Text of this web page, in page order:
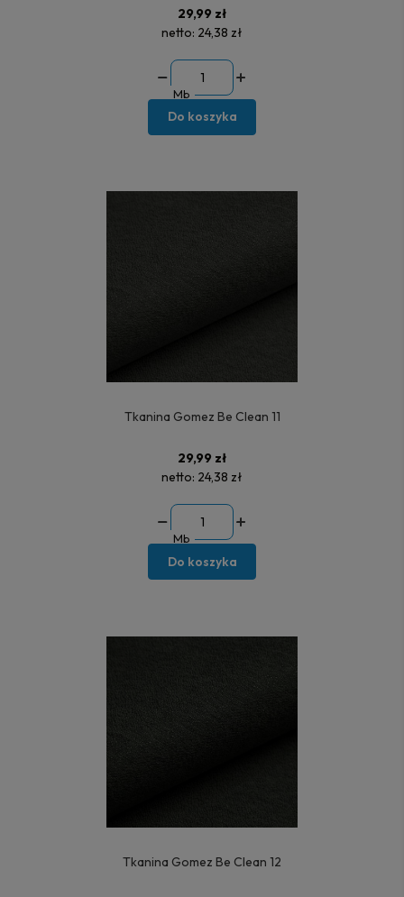
29,99 zł
netto: 24,38 zł
Mb
Do koszyka
Tkanina Gomez Be Clean 11
29,99 zł
netto: 24,38 zł
Mb
Do koszyka
Tkanina Gomez Be Clean 12